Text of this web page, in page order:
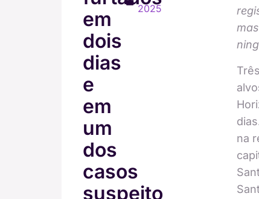
em
dois
dias
e
em
um
dos
casos
suspeito
2025
na